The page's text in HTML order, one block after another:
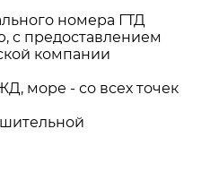
номера ГТД
с предоставлением
компании
море - со всех точек